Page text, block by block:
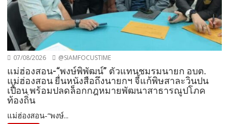
07/08/2026 @SIAMFOCUSTIME
แม่ฮ่องสอน-“พงษ์พิพัฒน์” ตัวแทนชมรมนายก อบต.
แม่ฮ่องสอน ยื่นหนังสือถึงนายกฯ จี้แก้พิษสาละวินปน
เปื้อน พร้อมปลดล็อกกฎหมายพัฒนาสาธารณูปโภค
ท้องถิ่น
แม่ฮ่องสอน-“พงษ์...